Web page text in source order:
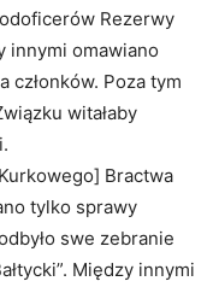
Rezerwy
innymi omawiano
Poza tym
witałaby
Bractwa
tylko sprawy
swe zebranie
Między innymi